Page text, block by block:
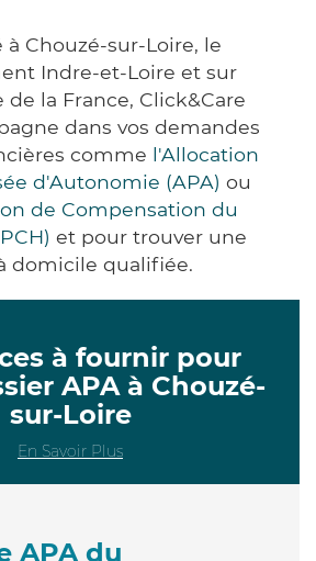
à Chouzé-sur-Loire, le
Indre-et-Loire et sur
la France, Click&Care
dans vos demandes
comme l'Allocation
d'Autonomie (APA) ou
de Compensation du
et pour trouver une
domicile qualifiée.
à fournir pour
APA à Chouzé-
sur-Loire
En Savoir Plus
APA du